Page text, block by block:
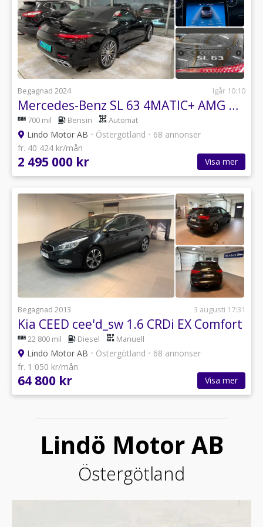
Begagnad 2024 Igår 10:10
Mercedes-Benz SL 63 4MATIC+ AMG Dynamic Plus Euro 6
700 mil Bensin Automat
Lindö Motor AB • Östergötland • 68 annonser
fr. 40 424 kr/mån
2 495 000 kr Visa mer
Begagnad 2013 3 augusti 17:31
Kia CEED cee'd_sw 1.6 CRDi EX Comfort
22 800 mil Diesel Manuell
Lindö Motor AB • Östergötland • 68 annonser
fr. 1 050 kr/mån
64 800 kr Visa mer
Lindö Motor AB
Östergötland